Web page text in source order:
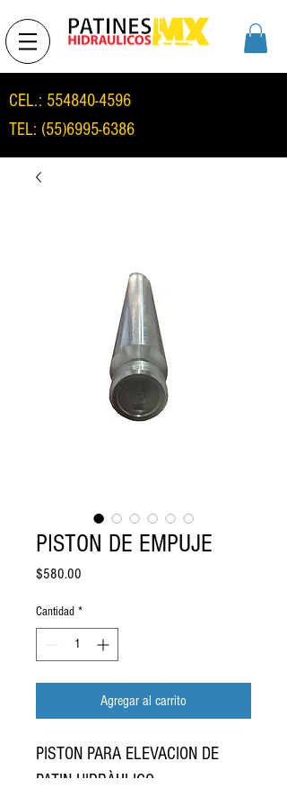
CEL.: 554840-4596
TEL: (55)6995-6386
PISTON DE EMPUJE
$580.00
Cantidad *
Agregar al carrito
PISTON PARA ELEVACION DE
PATIN HIDRÀULICO